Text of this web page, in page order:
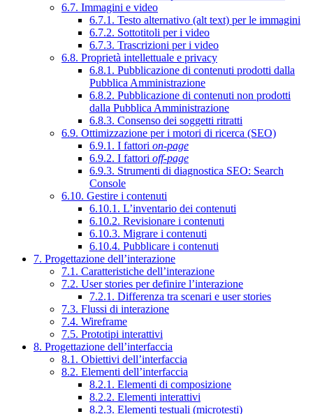
6.7. Immagini e video
6.7.1. Testo alternativo (alt text) per le immagini
6.7.2. Sottotitoli per i video
6.7.3. Trascrizioni per i video
6.8. Proprietà intellettuale e privacy
6.8.1. Pubblicazione di contenuti prodotti dalla
Pubblica Amministrazione
6.8.2. Pubblicazione di contenuti non prodotti
dalla Pubblica Amministrazione
6.8.3. Consenso dei soggetti ritratti
6.9. Ottimizzazione per i motori di ricerca (SEO)
6.9.1. I fattori on-page
6.9.2. I fattori off-page
6.9.3. Strumenti di diagnostica SEO: Search
Console
6.10. Gestire i contenuti
6.10.1. L’inventario dei contenuti
6.10.2. Revisionare i contenuti
6.10.3. Migrare i contenuti
6.10.4. Pubblicare i contenuti
7. Progettazione dell’interazione
7.1. Caratteristiche dell’interazione
7.2. User stories per definire l’interazione
7.2.1. Differenza tra scenari e user stories
7.3. Flussi di interazione
7.4. Wireframe
7.5. Prototipi interattivi
8. Progettazione dell’interfaccia
8.1. Obiettivi dell’interfaccia
8.2. Elementi dell’interfaccia
8.2.1. Elementi di composizione
8.2.2. Elementi interattivi
8.2.3. Elementi testuali (microtesti)